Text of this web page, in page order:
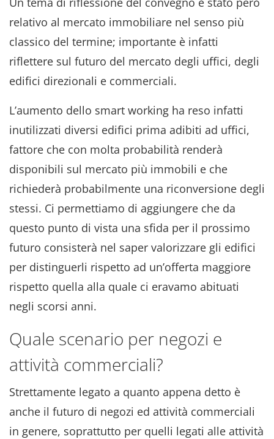
relativo al mercato immobiliare nel senso più
classico del termine; importante è infatti
riflettere sul futuro del mercato degli uffici, degli
edifici direzionali e commerciali.
L’aumento dello smart working ha reso infatti
inutilizzati diversi edifici prima adibiti ad uffici,
fattore che con molta probabilità renderà
disponibili sul mercato più immobili e che
richiederà probabilmente una riconversione degli
stessi. Ci permettiamo di aggiungere che da
questo punto di vista una sfida per il prossimo
futuro consisterà nel saper valorizzare gli edifici
per distinguerli rispetto ad un’offerta maggiore
rispetto quella alla quale ci eravamo abituati
negli scorsi anni.
Quale scenario per negozi e
attività commerciali?
Strettamente legato a quanto appena detto è
anche il futuro di negozi ed attività commerciali
in genere, soprattutto per quelli legati alle attività